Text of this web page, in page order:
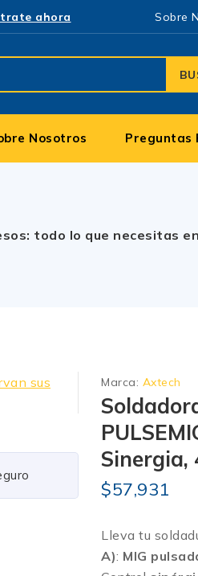
ahora Sobre
Nosotros Preguntas
todo lo que necesitas
Marca: Axtech
Sinergia,
$57,931
Lleva tu
A): MIG